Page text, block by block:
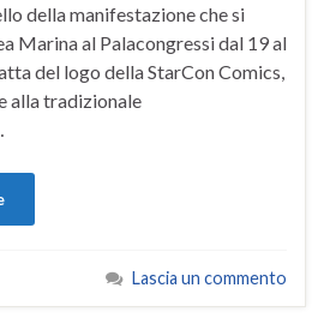
della manifestazione che si
Marina al Palacongressi dal 19 al
del logo della StarCon Comics,
alla tradizionale
Lascia un commento